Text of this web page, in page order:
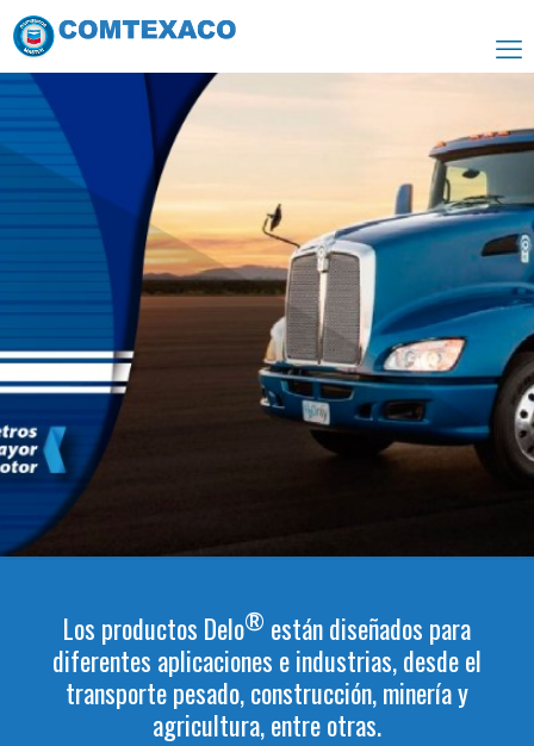
Delo Lubricantes
Los productos Delo® están diseñados para
diferentes aplicaciones e industrias, desde el
transporte pesado, construcción, minería y
agricultura, entre otras.